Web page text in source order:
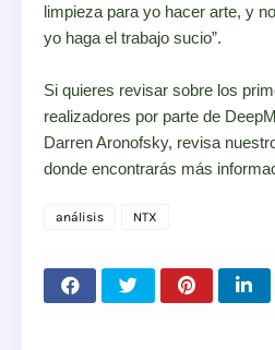
limpieza para yo hacer arte, y
yo haga el trabajo sucio”.
Si quieres revisar sobre los
realizadores por parte de
Darren Aronofsky, revisa
donde encontrarás más
análisis NTX